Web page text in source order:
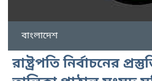
বাংলাদেশ
রাষ্ট্রপতি নির্বাচনের